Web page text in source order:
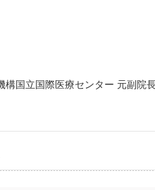
国立健康危